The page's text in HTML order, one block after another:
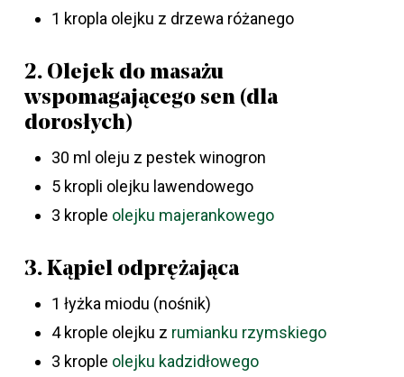
1 kropla olejku z drzewa różanego
2. Olejek do masażu
wspomagającego sen (dla
dorosłych)
30 ml oleju z pestek winogron
5 kropli olejku lawendowego
3 krople olejku majerankowego
3. Kąpiel odprężająca
1 łyżka miodu (nośnik)
4 krople olejku z rumianku rzymskiego
3 krople olejku kadzidłowego